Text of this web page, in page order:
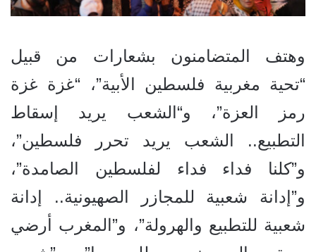
وهتف المتضامنون بشعارات من قبيل
“تحية مغربية فلسطين الأبية”، “غزة غزة
رمز العزة”، و“الشعب يريد إسقاط
التطبيع.. الشعب يريد تحرر فلسطين”،
و”كلنا فداء فداء لفلسطين الصامدة”،
و”إدانة شعبية للمجازر الصهيونية.. إدانة
شعبية للتطبيع والهرولة”، و”المغرب أرضي